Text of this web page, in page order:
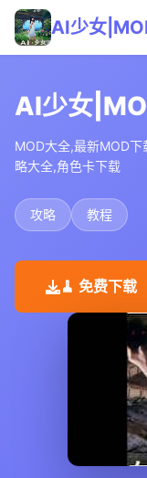
AI少女
AI少女
MOD大全,最新MOD
略大全,角色卡下载
攻略 教程
🧹 免费下载